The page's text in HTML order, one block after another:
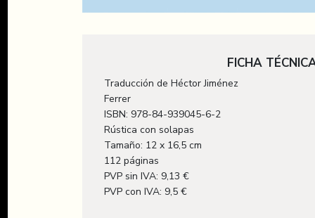
FICHA
Traducción de Héctor Jiménez
Ferrer
ISBN: 978-84-939045-6-2
Rústica con solapas
Tamaño: 12 x 16,5 cm
112 páginas
PVP sin IVA: 9,13 €
PVP con IVA: 9,5 €